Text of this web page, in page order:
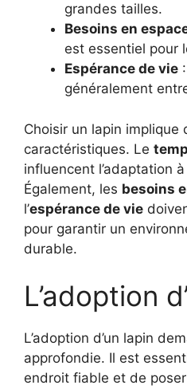
grandes tailles.
Besoins en
est essentiel pour
Espérance de vie
généralement
Choisir un lapin implique
caractéristiques. Le
influencent l’adaptation
Également, les besoins
l’espérance de vie
pour garantir un
durable.
L’adoption
L’adoption d’un lapin
approfondie. Il est
endroit fiable et de